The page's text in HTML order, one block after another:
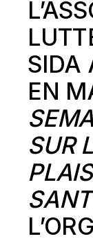
SIDA
EN
SUR